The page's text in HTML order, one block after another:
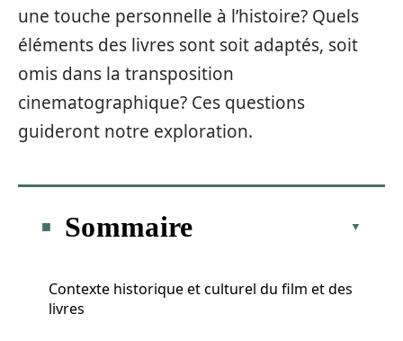
une touche personnelle à l’histoire? Quels
éléments des livres sont soit adaptés, soit
omis dans la transposition
cinematographique? Ces questions
guideront notre exploration.
Sommaire
Contexte historique et culturel du film et des
livres